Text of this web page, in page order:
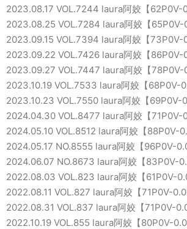
2023.08.17 VOL.7244 laura阿姣【62P0V-
2023.08.25 VOL.7284 laura阿姣【65P0V-
2023.09.15 VOL.7394 laura阿姣【73P0V-
2023.09.22 VOL.7426 laura阿姣【86P0V-
2023.09.27 VOL.7447 laura阿姣【78P0V-
2023.10.19 VOL.7533 laura阿姣【68P0V-
2023.10.23 VOL.7550 laura阿姣【69P0V-
2024.04.30 VOL.8477 laura阿姣【71P0V-
2024.05.10 VOL.8512 laura阿姣【88P0V-
2024.05.17 NO.8555 laura阿姣【96P0V-
2024.06.07 NO.8673 laura阿姣【83P0V-
2022.08.03 VOL.823 laura阿姣【61P0V-
2022.08.11 VOL.827 laura阿姣【71P0V-
2022.08.31 VOL.837 laura阿姣【71P0V-
2022.10.19 VOL.855 laura阿姣【80P0V-